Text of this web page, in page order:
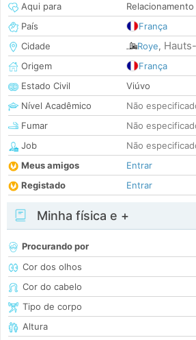
Aqui para
País
França
Cidade
Roye,
Origem
França
Estado Civil
Viúvo
Nível Acadêmico
Não
Fumar
Não
Job
Não
Meus amigos
Entrar
Registado
Entrar
Minha física e +
Procurando por
Cor dos olhos
Cor do cabelo
Tipo de corpo
Altura